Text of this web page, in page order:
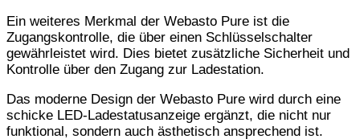
Ein weiteres Merkmal der Webasto Pure ist die
Zugangskontrolle, die über einen Schlüsselschalter
gewährleistet wird. Dies bietet zusätzliche Sicherheit und
Kontrolle über den Zugang zur Ladestation.
Das moderne Design der Webasto Pure wird durch eine
schicke LED-Ladestatusanzeige ergänzt, die nicht nur
funktional, sondern auch ästhetisch ansprechend ist.